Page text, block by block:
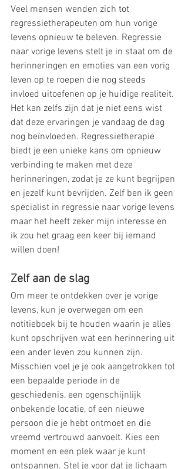
Veel mensen wenden zich tot
regressietherapeuten om hun vorige
levens opnieuw te beleven. Regressie
naar vorige levens stelt je in staat om de
herinneringen en emoties van een vorig
leven op te roepen die nog steeds
invloed uitoefenen op je huidige realiteit.
Het kan zelfs zijn dat je niet eens wist
dat deze ervaringen je vandaag de dag
nog beïnvloeden. Regressietherapie
biedt je een unieke kans om opnieuw
verbinding te maken met deze
herinneringen, zodat je ze kunt begrijpen
en jezelf kunt bevrijden. Zelf ben ik geen
specialist in regressie naar vorige levens
maar het heeft zeker mijn interesse en
ik zou het graag een keer bij iemand
willen doen!
Zelf aan de slag
Om meer te ontdekken over je vorige
levens, kun je overwegen om een
notitieboek bij te houden waarin je alles
kunt opschrijven wat een herinnering uit
een ander leven zou kunnen zijn.
Misschien voel je je ook aangetrokken tot
een bepaalde periode in de
geschiedenis, een ogenschijnlijk
onbekende locatie, of een nieuwe
persoon die je hebt ontmoet en die
vreemd vertrouwd aanvoelt. Kies een
moment en een plek waar je kunt
ontspannen. Stel je voor dat je lichaam